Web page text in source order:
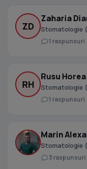
ZD
Zaharia
Stomatologie
1 raspunsuri
RH
Rusu
Stomatologie
1 raspunsuri
Marin
Stomatologie
3 raspunsuri